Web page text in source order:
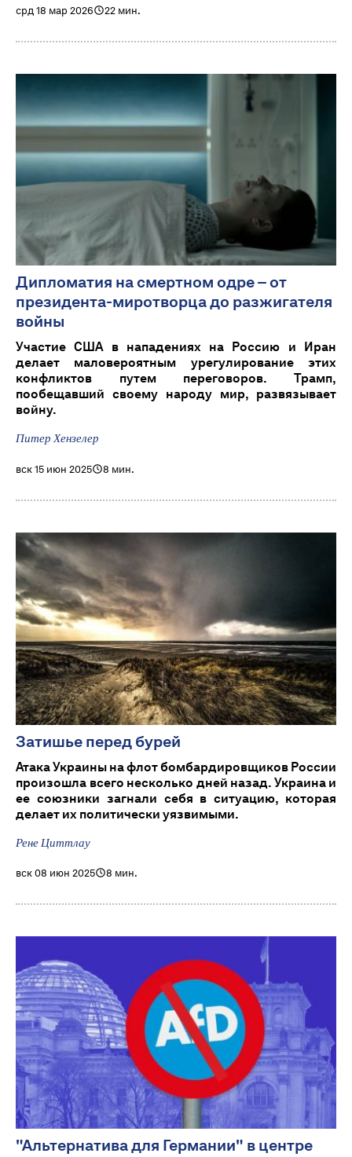
срд 18 мар 2026 22 мин.
Дипломатия на смертном одре – от
президента-миротворца до разжигателя
войны
Участие США в нападениях на Россию и Иран
делает маловероятным урегулирование этих
конфликтов путем переговоров. Трамп,
пообещавший своему народу мир, развязывает
войну.
Питер Хензелер
вск 15 июн 2025 8 мин.
Затишье перед бурей
Атака Украины на флот бомбардировщиков России
произошла всего несколько дней назад. Украина и
ее союзники загнали себя в ситуацию, которая
делает их политически уязвимыми.
Рене Циттлау
вск 08 июн 2025 8 мин.
"Альтернатива для Германии" в центре